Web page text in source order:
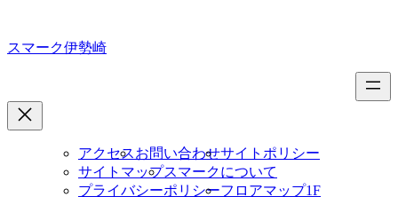
を
ッ
プ
スマーク伊勢崎
アクセスお問い合わせサイトポリシー
サイトマップスマークについて
プライバシーポリシーフロアマップ1F